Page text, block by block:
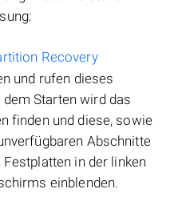
Recovery
und rufen dieses
Starten wird das
finden und diese, sowie
Abschnitte
in der linken
einblenden.